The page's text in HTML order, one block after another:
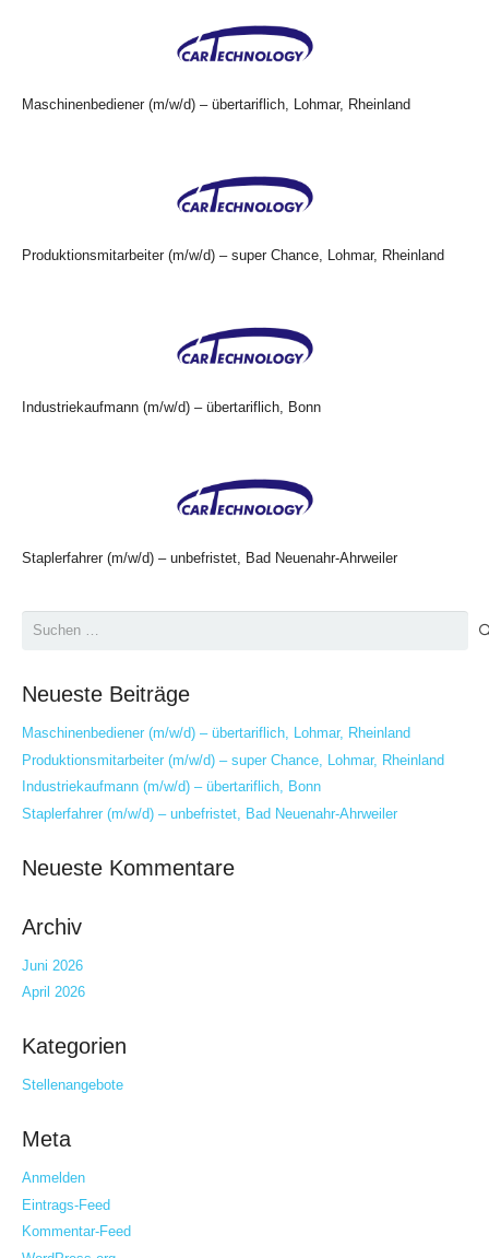
Maschinenbediener (m/w/d) – übertariflich, Lohmar, Rheinland
Produktionsmitarbeiter (m/w/d) – super Chance, Lohmar, Rheinland
Industriekaufmann (m/w/d) – übertariflich, Bonn
Staplerfahrer (m/w/d) – unbefristet, Bad Neuenahr-Ahrweiler
Suchen
Neueste Beiträge
Maschinenbediener (m/w/d) – übertariflich, Lohmar, Rheinland
Produktionsmitarbeiter (m/w/d) – super Chance, Lohmar, Rheinland
Industriekaufmann (m/w/d) – übertariflich, Bonn
Staplerfahrer (m/w/d) – unbefristet, Bad Neuenahr-Ahrweiler
Neueste Kommentare
Archiv
Juni 2026
April 2026
Kategorien
Stellenangebote
Meta
Anmelden
Eintrags-Feed
Kommentar-Feed